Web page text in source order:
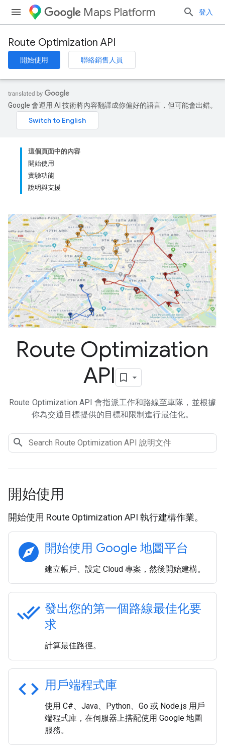
Maps Platform 登入
Route Optimization API
開始使用 聯絡銷售人員
Google 會運用 AI 技術將內容翻譯成你偏好的語言，但可能會出錯。
這個頁面中的內容
開始使用
實驗功能
說明與支援
Route Optimization
API
Route Optimization API 會指派工作和路線至車隊，並根據
你為交通目標提供的目標和限制進行最佳化。
開始使用
開始使用 Route Optimization API 執行建構作業。
explore 開始使用 Google 地圖平台
建立帳戶、設定 Cloud 專案，然後開始建構。
done_all 發出您的第一個路線最佳化要
求
計算最佳路徑。
code 用戶端程式庫
使用 C#、Java、Python、Go 或 Node.js 用戶
端程式庫，在伺服器上搭配使用 Google 地圖
服務。